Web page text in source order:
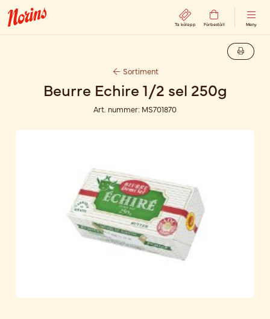
Ta kölapp Förbeställ Meny
Sortiment
Beurre Echire 1/2 sel 250g
Art. nummer: MS701870